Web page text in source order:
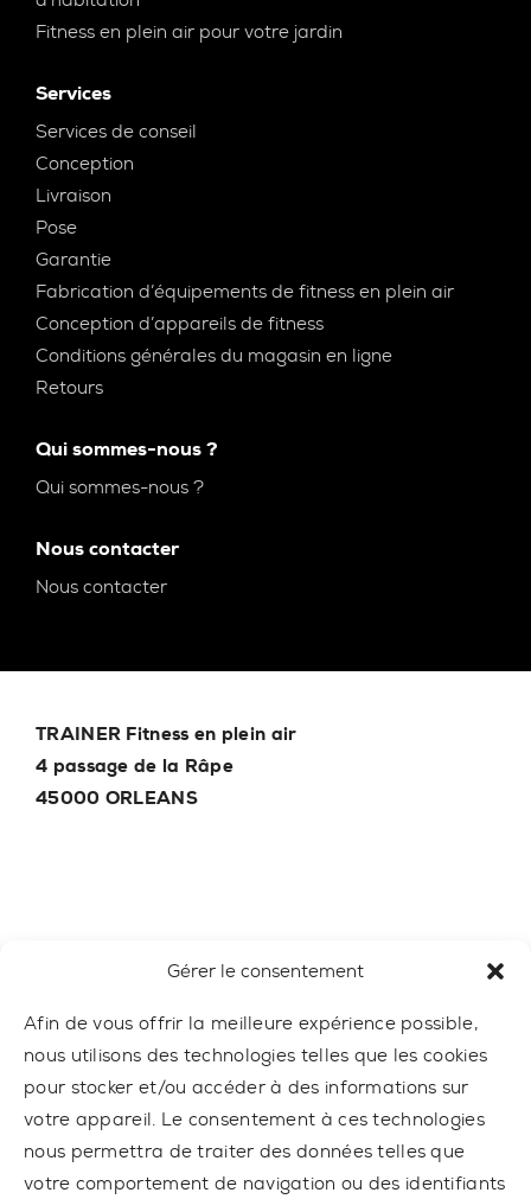
Gérer le consentement
Afin de vous offrir la meilleure expérience possible,
nous utilisons des technologies telles que les cookies
pour stocker et/ou accéder à des informations sur
votre appareil. Le consentement à ces technologies
nous permettra de traiter des données telles que
votre comportement de navigation ou des identifiants
Fitness en plein air pour votre jardin
Services
Services de conseil
Conception
Livraison
Pose
Garantie
Fabrication d’équipements de fitness en plein air
Conception d’appareils de fitness
Conditions générales du magasin en ligne
Retours
Qui sommes-nous ?
Qui sommes-nous ?
Nous contacter
Nous contacter
TRAINER Fitness en plein air
4 passage de la Râpe
45000 ORLEANS
trainer@outdoor-gym.com
Phone
+33 7 58 10 84 03